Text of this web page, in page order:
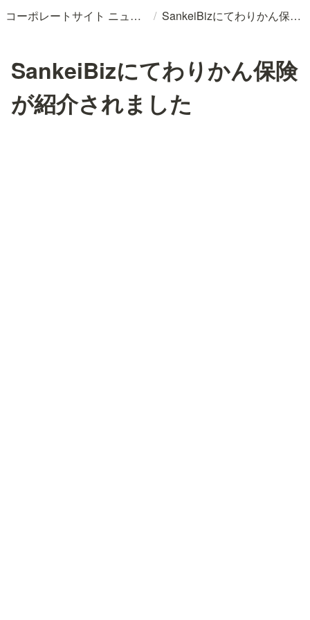
コーポレートサイト ニュースリリースDB / SankeiBizにてわりかん保険が紹介されました
SankeiBizにてわりかん保険
が紹介されました